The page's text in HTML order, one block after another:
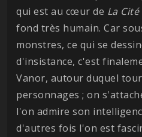
qui est au cœur de La
fond très humain. Car
monstres, ce qui se
d'insistance, c'est
Vanor, autour duquel
personnages ; on
l'on admire son
d'autres fois l'on est